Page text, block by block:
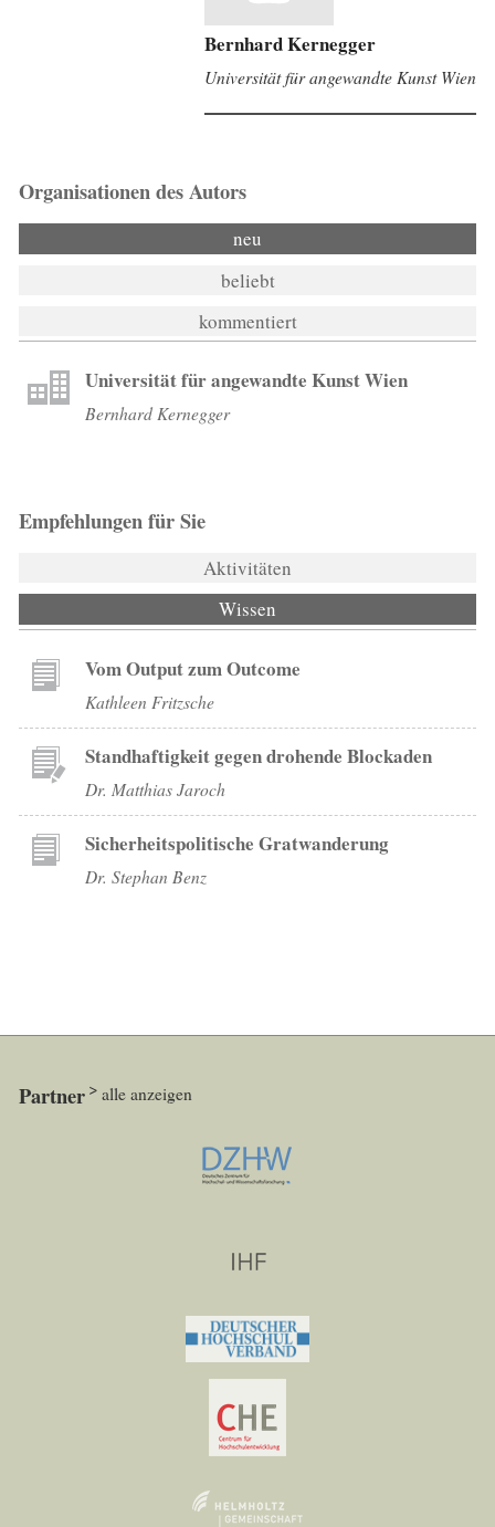
Bernhard Kernegger
Universität für angewandte Kunst Wien
Organisationen des Autors
neu
beliebt
kommentiert
Universität für angewandte Kunst Wien
Bernhard Kernegger
Empfehlungen für Sie
Aktivitäten
Wissen
Vom Output zum Outcome
Kathleen Fritzsche
Standhaftigkeit gegen drohende Blockaden
Dr. Matthias Jaroch
Sicherheitspolitische Gratwanderung
Dr. Stephan Benz
Partner alle anzeigen